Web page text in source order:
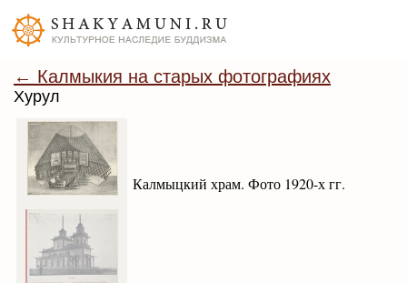
← Калмыкия на старых фотографиях
Хурул
Калмыцкий храм. Фото 1920-х гг.